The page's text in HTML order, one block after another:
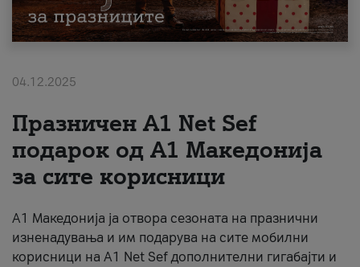
Поддршка
Надополни кредит
За нас
#ПодобарОнлајн
04.12.2025
Празничен A1 Net Sеf
подарок од А1 Македонија
за сите корисници
А1 Македонија ја отвора сезоната на празнични
изненадувања и им подарува на сите мобилни
корисници на A1 Net Sef дополнителни гигабајти и